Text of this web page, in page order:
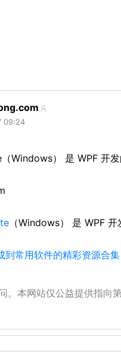
09:24
Windows） 是 WPF 开
（Windows） 是 WPF
常用软件的精彩资源合集
。本网站仅公益提供指向